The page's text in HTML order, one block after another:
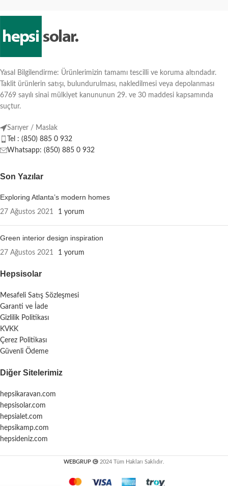
Yasal Bilgilendirme: Ürünlerimizin tamamı tescilli ve koruma altındadır.
Taklit ürünlerin satışı, bulundurulması, nakledilmesi veya depolanması
6769 sayılı sinai mülkiyet kanununun 29. ve 30 maddesi kapsamında
suçtur.
Sarıyer / Maslak
Tel : (850) 885 0 932
Whatsapp: (850) 885 0 932
Son Yazılar
Exploring Atlanta’s modern homes
27 Ağustos 2021 1 yorum
Green interior design inspiration
27 Ağustos 2021 1 yorum
Hepsisolar
Mesafeli Satış Sözleşmesi
Garanti ve İade
Gizlilik Politikası
KVKK
Çerez Politikası
Güvenli Ödeme
Diğer Sitelerimiz
hepsikaravan.com
hepsisolar.com
hepsialet.com
hepsikamp.com
hepsideniz.com
WEBGRUP 2024 Tüm Hakları Saklıdır.